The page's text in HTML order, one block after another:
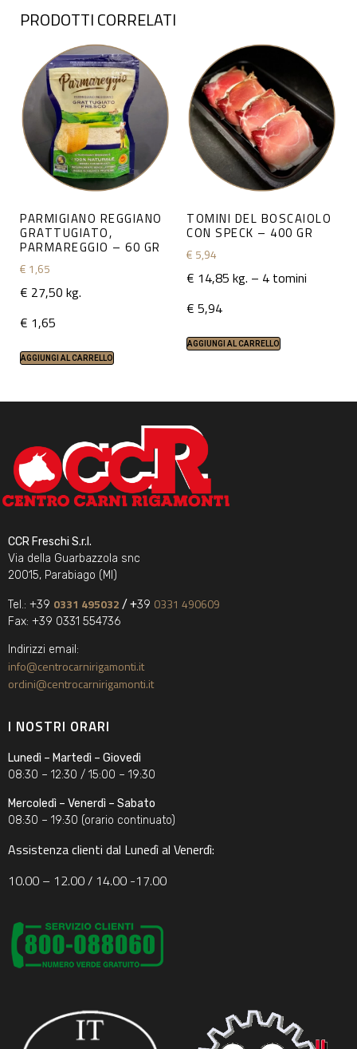
PRODOTTI CORRELATI
PARMIGIANO REGGIANO
GRATTUGIATO,
PARMAREGGIO – 60 GR
€ 1,65
€ 27,50 kg.
€ 1,65
AGGIUNGI AL CARRELLO
TOMINI DEL BOSCAIOLO
CON SPECK – 400 GR
€ 5,94
€ 14,85 kg. – 4 tomini
€ 5,94
AGGIUNGI AL CARRELLO
CCR Freschi S.r.l.
Via della Guarbazzola snc
20015, Parabiago (MI)
Tel.: +39 0331 495032 / +39 0331 490609
Fax: +39 0331 554736
Indirizzi email:
info@centrocarnirigamonti.it
ordini@centrocarnirigamonti.it
I NOSTRI ORARI
Lunedì – Martedì – Giovedì
08:30 – 12:30 / 15:00 – 19:30
Mercoledì – Venerdì – Sabato
08:30 – 19:30 (orario continuato)
Assistenza clienti dal Lunedì al Venerdì:
10.00 – 12.00 / 14.00 -17.00